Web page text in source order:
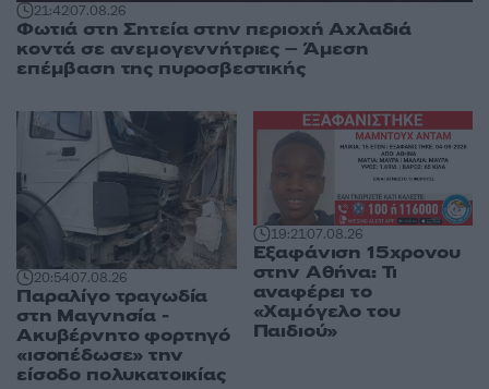
21:4207.08.26
Φωτιά στη Σητεία στην περιοχή Αχλαδιά
κοντά σε ανεμογεννήτριες – Άμεση
επέμβαση της πυροσβεστικής
20:5407.08.26
Παραλίγο τραγωδία
στη Μαγνησία -
Ακυβέρνητο φορτηγό
«ισοπέδωσε» την
είσοδο πολυκατοικίας
19:2107.08.26
Εξαφάνιση 15χρονου
στην Αθήνα: Τι
αναφέρει το
«Χαμόγελο του
Παιδιού»